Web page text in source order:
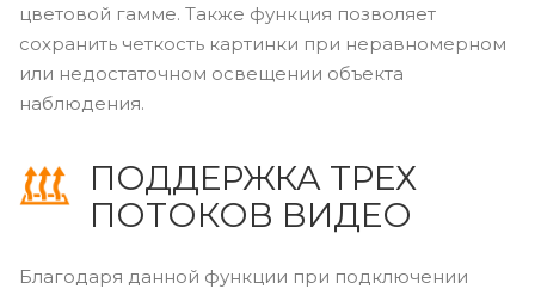
цветовой гамме. Также функция позволяет
сохранить четкость картинки при неравномерном
или недостаточном освещении объекта
наблюдения.
ПОДДЕРЖКА ТРЕХ
ПОТОКОВ ВИДЕО
Благодаря данной функции при подключении